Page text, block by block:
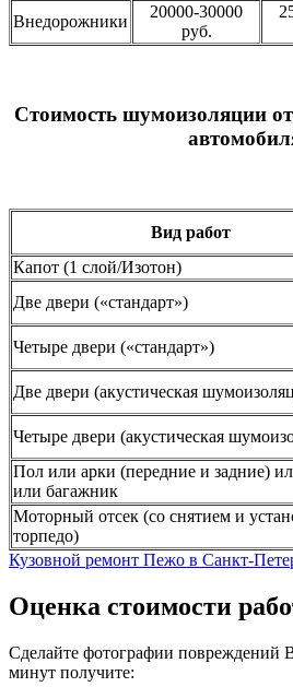
Внедорожники
20000-30000
руб.
Стоимость шумоизоляции
Вид работ
Капот (1 слой/Изотон)
Две двери («стандарт»)
Четыре двери («стандарт»)
Две двери (акустическая
Четыре двери (акустическая
Пол или арки (передние и задние)
или багажник
Моторный отсек (со снятием и
торпедо)
Кузовной ремонт Пежо в Санкт-
Оценка стоимости
Сделайте фотографии повреждений
минут получите: